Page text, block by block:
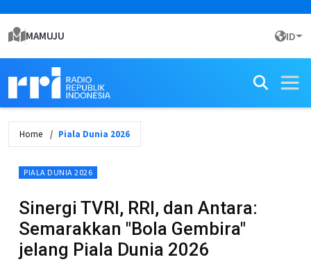
MAMUJU ID
Home Piala Dunia 2026
PIALA DUNIA 2026
Sinergi TVRI, RRI, dan Antara:
Semarakkan "Bola Gembira"
jelang Piala Dunia 2026